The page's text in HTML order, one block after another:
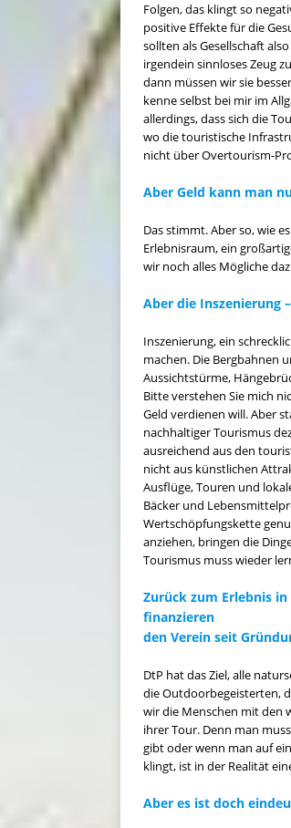
Folgen, das klingt so
positive Effekte für die
sollten als Gesellschaft
irgendein sinnloses Zeug
dann müssen wir sie
kenne selbst bei mir im
allerdings, dass sich die
wo die touristische
nicht über Overtourism-
Aber Geld kann man
Das stimmt. Aber so, wie
Erlebnisraum, ein
wir noch alles Mögliche
Aber die Inszenierung
Inszenierung, ein
machen. Die Bergbahnen
Aussichtstürme,
Bitte verstehen Sie mich
Geld verdienen will. Aber
nachhaltiger Tourismus
ausreichend aus den
nicht aus künstlichen
Ausflüge, Touren und
Bäcker und
Wertschöpfungskette
anziehen, bringen die
Tourismus muss wieder
Zurück zum Erlebnis
finanzieren
den Verein seit
DtP hat das Ziel, alle
die Outdoorbegeisterten,
wir die Menschen mit den
ihrer Tour. Denn man
gibt oder wenn man auf
klingt, ist in der Realität
Aber es ist doch